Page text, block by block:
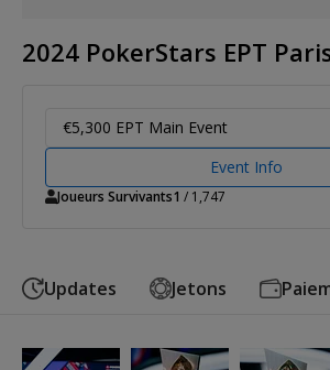
2024 PokerStars EPT
€5,300 EPT Main Event
Event Info
Joueurs Survivants1 / 1,747
Updates Jetons